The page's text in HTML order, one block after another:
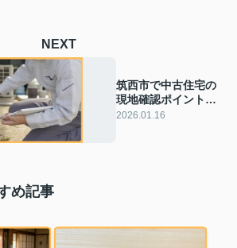
NEXT
筑西市で中古住宅の
現地確認ポイント
は？内見前に押さえ
2026.01.16
め記事